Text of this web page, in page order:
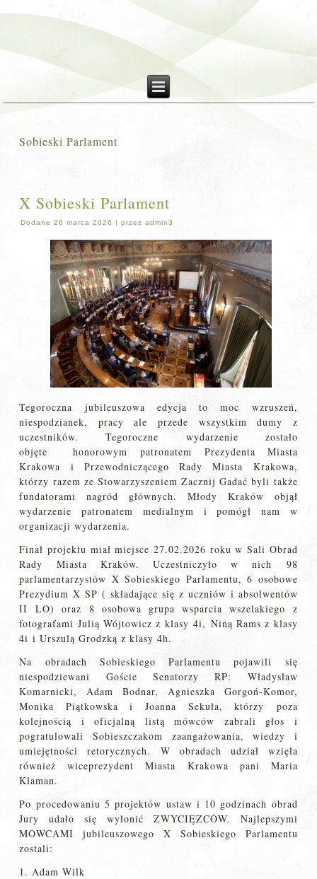
Sobieski Parlament
X Sobieski Parlament
Dodane 26 marca 2026 |przez admin3
Tegoroczna jubileuszowa edycja to moc wzruszeń,
niespodzianek, pracy ale przede wszystkim dumy z
uczestników. Tegoroczne wydarzenie zostało
objęte honorowym patronatem Prezydenta Miasta
Krakowa i Przewodniczącego Rady Miasta Krakowa,
którzy razem ze Stowarzyszeniem Zacznij Gadać byli także
fundatorami nagród głównych. Młody Kraków objął
wydarzenie patronatem medialnym i pomógł nam w
organizacji wydarzenia.
Finał projektu miał miejsce 27.02.2026 roku w Sali Obrad
Rady Miasta Kraków. Uczestniczyło w nich 98
parlamentarzystów X Sobieskiego Parlamentu, 6 osobowe
Prezydium X SP ( składające się z uczniów i absolwentów
II LO) oraz 8 osobowa grupa wsparcia wszelakiego z
fotografami Julią Wójtowicz z klasy 4i, Niną Rams z klasy
4i i Urszulą Grodzką z klasy 4h.
Na obradach Sobieskiego Parlamentu pojawili się
niespodziewani Goście Senatorzy RP: Władysław
Komarnicki, Adam Bodnar, Agnieszka Gorgoń-Komor,
Monika Piątkowska i Joanna Sekuła, którzy poza
kolejnością i oficjalną listą mówców zabrali głos i
pogratulowali Sobieszczakom zaangażowania, wiedzy i
umiejętności retorycznych. W obradach udział wzięła
również wiceprezydent Miasta Krakowa pani Maria
Klaman.
Po procedowaniu 5 projektów ustaw i 10 godzinach obrad
Jury udało się wyłonić ZWYCIĘZCÓW. Najlepszymi
MÓWCAMI jubileuszowego X Sobieskiego Parlamentu
zostali:
1. Adam Wilk